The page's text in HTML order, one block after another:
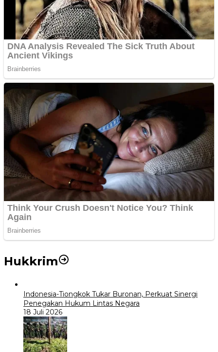
Hukkrim
Indonesia-Tiongkok Tukar Buronan, Perkuat Sinergi
Penegakan Hukum Lintas Negara
18 Juli 2026